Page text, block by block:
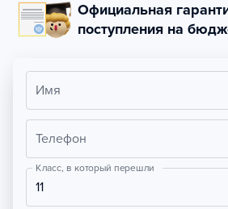
Официальная
поступления на
Имя
Телефон
Класс, в который перешли
11